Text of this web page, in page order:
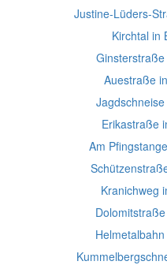
Justine-Lüders-
Kirchtal in
Auestraße
Erikastraße
Am
Kranichweg